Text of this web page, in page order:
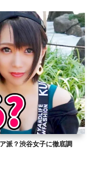
派？渋谷女子に徹底調